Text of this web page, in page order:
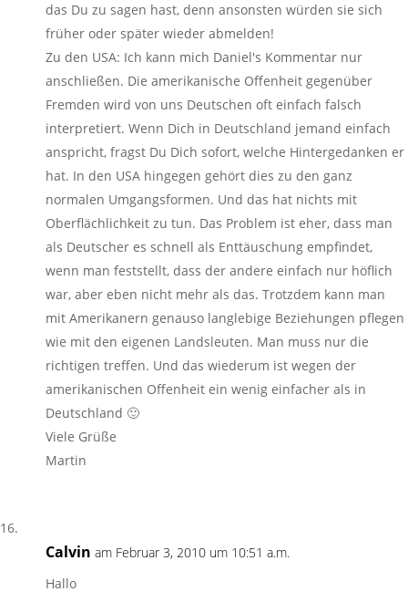
das Du zu sagen hast, denn ansonsten würden sie sich
früher oder später wieder abmelden!
Zu den USA: Ich kann mich Daniel's Kommentar nur
anschließen. Die amerikanische Offenheit gegenüber
Fremden wird von uns Deutschen oft einfach falsch
interpretiert. Wenn Dich in Deutschland jemand einfach
anspricht, fragst Du Dich sofort, welche Hintergedanken er
hat. In den USA hingegen gehört dies zu den ganz
normalen Umgangsformen. Und das hat nichts mit
Oberflächlichkeit zu tun. Das Problem ist eher, dass man
als Deutscher es schnell als Enttäuschung empfindet,
wenn man feststellt, dass der andere einfach nur höflich
war, aber eben nicht mehr als das. Trotzdem kann man
mit Amerikanern genauso langlebige Beziehungen pflegen
wie mit den eigenen Landsleuten. Man muss nur die
richtigen treffen. Und das wiederum ist wegen der
amerikanischen Offenheit ein wenig einfacher als in
Deutschland 🙂
Viele Grüße
Martin
Calvin am Februar 3, 2010 um 10:51 a.m.
Hallo